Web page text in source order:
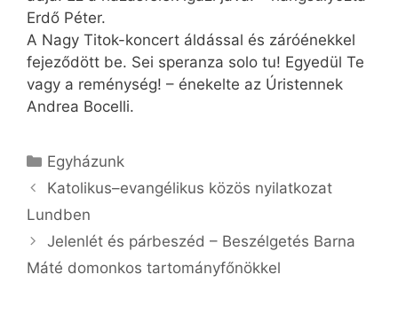
Erdő Péter.
A Nagy Titok-koncert áldással és záróénekkel
fejeződött be. Sei speranza solo tu! Egyedül Te
vagy a reménység! – énekelte az Úristennek
Andrea Bocelli.
Kategória
Egyházunk
Katolikus–evangélikus közös nyilatkozat
Lundben
Jelenlét és párbeszéd – Beszélgetés Barna
Máté domonkos tartományfőnökkel